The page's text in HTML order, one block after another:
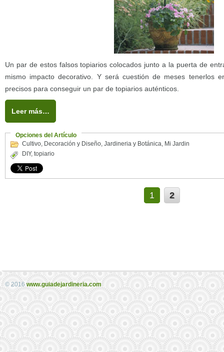
Un par de estos falsos topiarios colocados junto a la puerta de
mismo impacto decorativo. Y será cuestión de meses tenerlos
precisos para conseguir un par de topiarios auténticos.
Leer más…
Opciones del Artículo
Cultivo, Decoración y Diseño, Jardineria y Botánica, Mi Jardin
DIY, topiario
1 2
© 2016www.guiadejardineria.com